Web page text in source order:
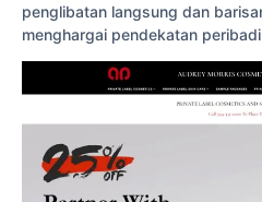
penglibatan langsung dan
menghargai pendekatan peribadi